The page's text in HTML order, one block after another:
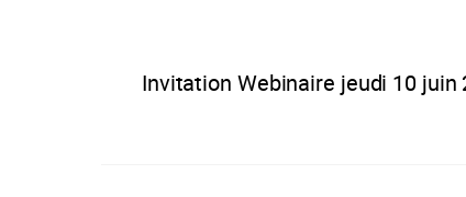
Invitation Webinaire jeudi 10 juin